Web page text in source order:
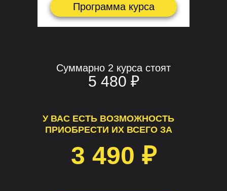
Программа курса
Суммарно 2 курса стоят
У ВАС ЕСТЬ ВОЗМОЖНОСТЬ
ПРИОБРЕСТИ ИХ ВСЕГО ЗА
3 490 ₽
5 480 ₽